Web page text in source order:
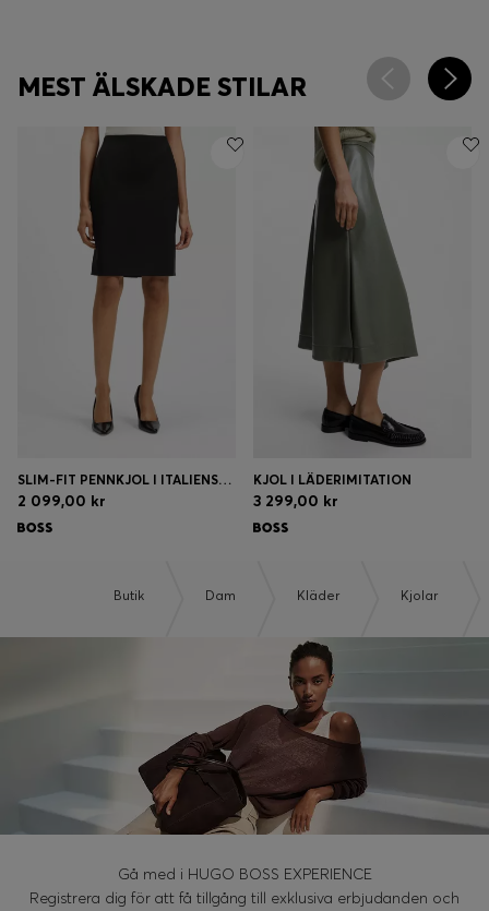
MEST ÄLSKADE STILAR
SLIM-FIT PENNKJOL I ITALIENSKTILLVERKAD NY ULL
2 099,00 kr
KJOL I LÄDERIMITATION
3 299,00 kr
Butik Dam Kläder Kjolar
Gå med i HUGO BOSS EXPERIENCE
Registrera dig för att få tillgång till exklusiva erbjudanden och